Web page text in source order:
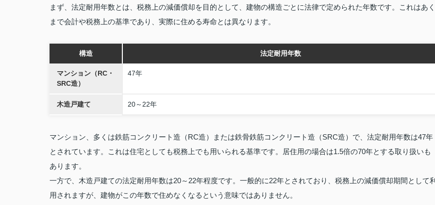
まず、法定耐用年数とは、税務上の減価償却を目的として、建物の構造ごとに法律で定められた年数です。これはあく
まで会計や税務上の基準であり、実際に住める寿命とは異なります。
構造 法定耐用年数
マンション（RC・
SRC造）
47年
木造戸建て 20～22年
マンション、多くは鉄筋コンクリート造（RC造）または鉄骨鉄筋コンクリート造（SRC造）で、法定耐用年数は47年
とされています。これは住宅としても税務上でも用いられる基準です。居住用の場合は1.5倍の70年とする取り扱いも
あります。
一方で、木造戸建ての法定耐用年数は20～22年程度です。一般的に22年とされており、税務上の減価償却期間として
用されますが、建物がこの年数で住めなくなるという意味ではありません。